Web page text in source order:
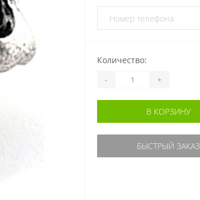
Количество:
- +
В КОРЗИНУ
БЫСТРЫЙ ЗАКАЗ